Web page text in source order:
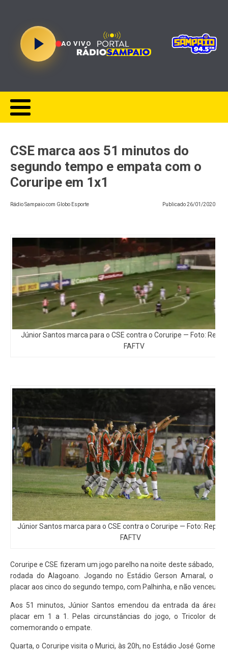
AO VIVO
CSE marca aos 51 minutos do
segundo tempo e empata com o
Coruripe em 1x1
Rádio Sampaio com Globo Esporte Publicado26/01/2020
Júnior Santos marca para o CSE contra o Coruripe — Foto:
FAFTV
Júnior Santos marca para o CSE contra o Coruripe — Foto:
FAFTV
Coruripe e CSE fizeram um jogo parelho na noite deste sábado,
rodada do Alagoano. Jogando no Estádio Gerson Amaral, o
placar aos cinco do segundo tempo, com Palhinha, e não venceu
Aos 51 minutos, Júnior Santos emendou da entrada da área e
placar em 1 a 1. Pelas circunstâncias do jogo, o Tricolor deixa
comemorando o empate.
Quarta, o Coruripe visita o Murici, às 20h, no Estádio José Gomes